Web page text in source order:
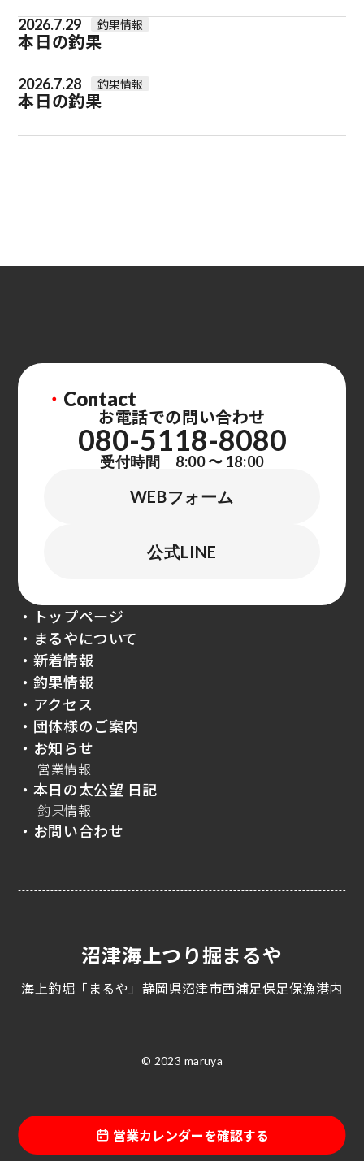
営業カレンダーを確認する
2026.7.29 釣果情報
本日の釣果
2026.7.28 釣果情報
本日の釣果
・ Contact
お電話での問い合わせ
080-5118-8080
受付時間 8:00 〜 18:00
WEBフォーム
公式LINE
・トップページ
・まるやについて
・新着情報
・釣果情報
・アクセス
・団体様のご案内
・お知らせ
営業情報
・本日の太公望 日記
釣果情報
・お問い合わせ
沼津海上つり掘まるや
海上釣堀「まるや」静岡県沼津市西浦足保足保漁港内
© 2023 maruya